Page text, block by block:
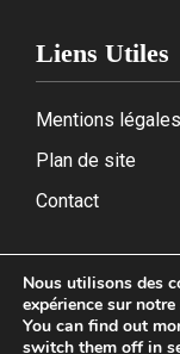
Liens Utiles
Mentions légales
Plan de site
Contact
Nous utilisons des
expérience sur notre
You can find out
switch them off in